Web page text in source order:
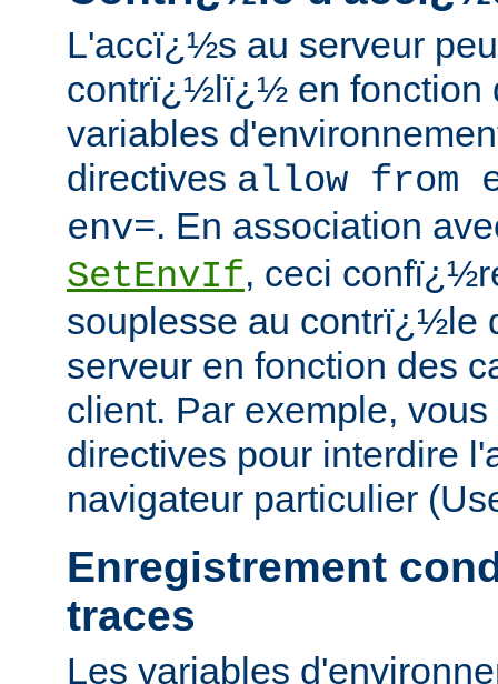
L'accï¿½s au serveur
contrï¿½lï¿½ en fonction
variables
directives allow from
env=. En association
SetEnvIf, ceci
souplesse au contrï¿½le
serveur en fonction des
client. Par exemple,
directives pour interdire
navigateur particulier
Enregistrement
traces
Les variables